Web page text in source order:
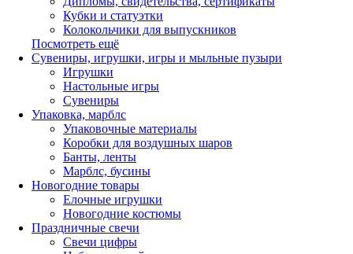
Кубки и статуэтки
Колокольчики для выпускников
Посмотреть ещё
Сувениры, игрушки, игры и мыльные пузыри
Игрушки
Настольные игры
Сувениры
Упаковка, марблс
Упаковочные материалы
Коробки для воздушных шаров
Банты, ленты
Марблс, бусины
Новогодние товары
Елочные игрушки
Новогодние костюмы
Праздничные свечи
Свечи цифры